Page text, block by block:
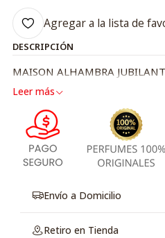
Agregar a la lista de
DESCRIPCIÓN
MAISON ALHAMBRA
Leer más
Envío a Domicilio
Retiro en Tienda